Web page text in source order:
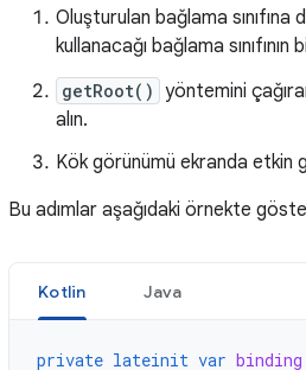
Oluşturulan bağlama
kullanacağı bağlama
getRoot() yöntemini
alın.
Kök görünümü ekranda etkin
Bu adımlar aşağıdaki örnekte
Kotlin Java
private lateinit var binding